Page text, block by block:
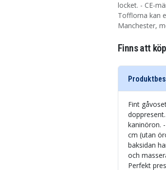
locket. - CE-
Tofflorna kan
Manchester,
Finns att
Fint
kaninöron.
cm (utan
baksidan
och
Perfekt